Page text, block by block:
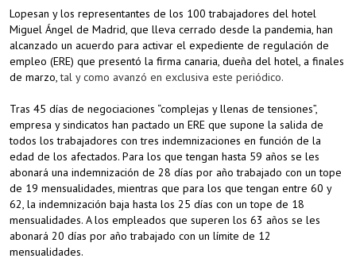
Lopesan y los representantes de los 100 trabajadores del hotel
Miguel Ángel de Madrid, que lleva cerrado desde la pandemia, han
alcanzado un acuerdo para activar el expediente de regulación de
empleo (ERE) que presentó la firma canaria, dueña del hotel, a finales
de marzo,tal y como avanzó en exclusiva este periódico.
Tras 45 días de negociaciones “complejas y llenas de tensiones”,
empresa y sindicatos han pactado un ERE que supone la salida de
todos los trabajadores con tres indemnizaciones en función de la
edad de los afectados. Para los que tengan hasta 59 años se les
abonará una indemnización de 28 días por año trabajado con un tope
de 19 mensualidades, mientras que para los que tengan entre 60 y
62, la indemnización baja hasta los 25 días con un tope de 18
mensualidades. A los empleados que superen los 63 años se les
abonará 20 días por año trabajado con un límite de 12
mensualidades.